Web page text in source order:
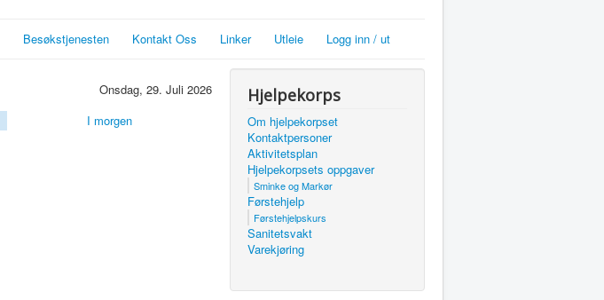
Besøkstjenesten Kontakt Oss Linker Utleie Logg inn / ut
Onsdag, 29. Juli 2026
I morgen
Hjelpekorps
Om hjelpekorpset
Kontaktpersoner
Aktivitetsplan
Hjelpekorpsets oppgaver
Sminke og Markør
Førstehjelp
Førstehjelpskurs
Sanitetsvakt
Varekjøring